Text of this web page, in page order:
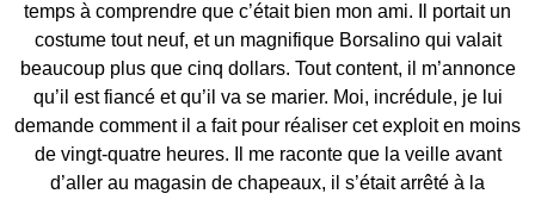
temps à comprendre que c’était bien mon ami. Il portait un
costume tout neuf, et un magnifique Borsalino qui valait
beaucoup plus que cinq dollars. Tout content, il m’annonce
qu’il est fiancé et qu’il va se marier. Moi, incrédule, je lui
demande comment il a fait pour réaliser cet exploit en moins
de vingt-quatre heures. Il me raconte que la veille avant
d’aller au magasin de chapeaux, il s’était arrêté à la